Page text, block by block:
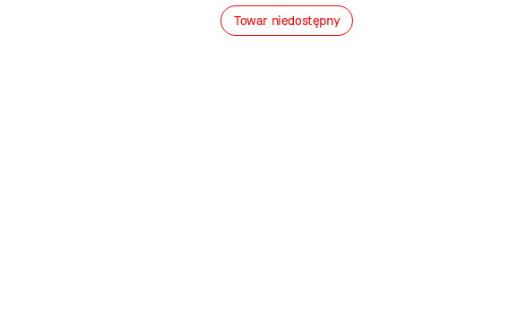
Towar niedostępny